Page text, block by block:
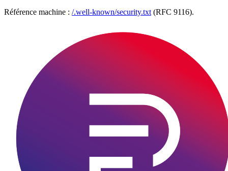
Référence machine : /.well-known/security.txt (RFC 9116).